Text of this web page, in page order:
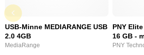
USB-Minne MEDIARANGE USB
2.0 4GB
MediaRange
PNY
16 GB -
PNY